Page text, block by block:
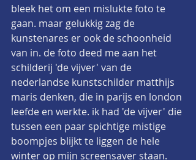
bleek het om een mislukte foto te
gaan. maar gelukkig zag de
kunstenares er ook de schoonheid
van in. de foto deed me aan het
schilderij 'de vijver' van de
nederlandse kunstschilder matthijs
maris denken, die in parijs en london
leefde en werkte. ik had 'de vijver' die
tussen een paar spichtige mistige
boompjes blijkt te liggen de hele
winter op mijn screensaver staan.